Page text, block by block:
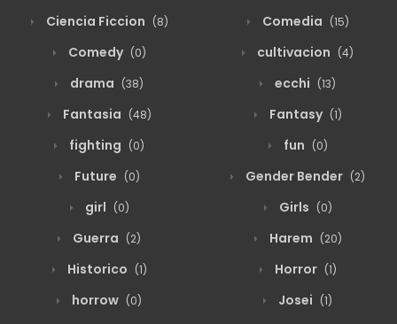
Ciencia Ficcion (8) Comedia (15)
Comedy (0) cultivacion (4)
drama (38) ecchi (13)
Fantasia (48) Fantasy (1)
fighting (0) fun (0)
Future (0) Gender Bender (2)
girl (0) Girls (0)
Guerra (2) Harem (20)
Historico (1) Horror (1)
horrow (0) Josei (1)